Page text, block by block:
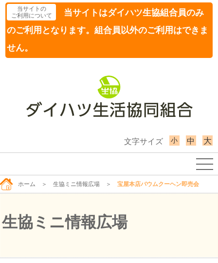
当サイトの
ご利用について
当サイトはダイハツ生協組合員のみ
のご利用となります。組合員以外のご利用はできま
せん。
文字サイズ 小 中 大
ホーム ＞ 生協ミニ情報広場 ＞ 宝屋本店バウムクーヘン即売会
生協ミニ情報広場